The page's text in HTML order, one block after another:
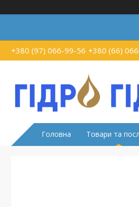
+380 (97) 066-99-56 +380 (66)
Головна Товари та